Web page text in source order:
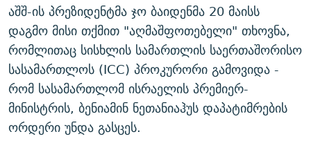
აშშ-ის პრეზიდენტმა ჯო ბაიდენმა 20 მაისს
დაგმო მისი თქმით "აღმაშფოთებელი" თხოვნა,
რომლითაც სისხლის სამართლის საერთაშორისო
სასამართლოს (ICC) პროკურორი გამოვიდა -
რომ სასამართლომ ისრაელის პრემიერ-
მინისტრის, ბენიამინ ნეთანიაჰუს დაპატიმრების
ორდერი უნდა გასცეს.